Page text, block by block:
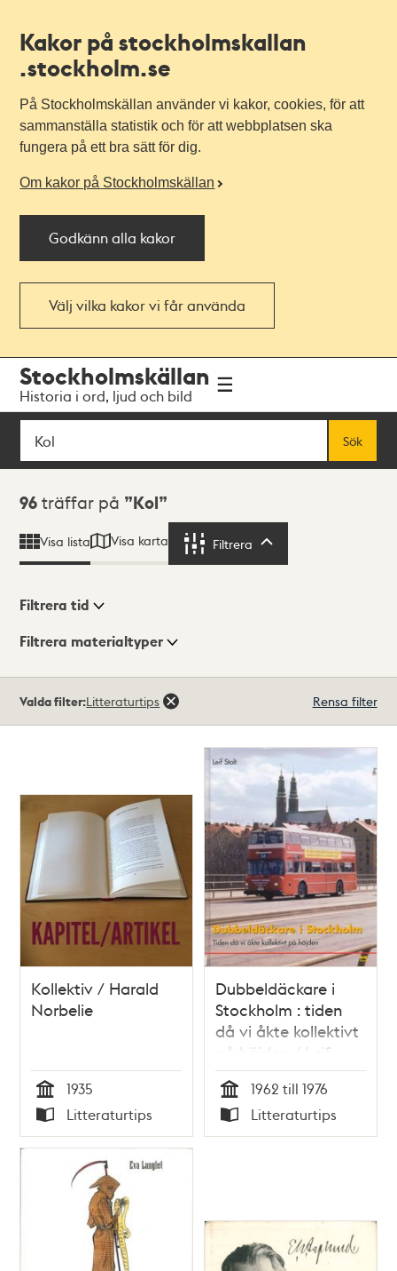
Kakor på stockholmskallan
.stockholm.se
På Stockholmskällan använder vi kakor, cookies, för att
sammanställa statistik och för att webbplatsen ska
fungera på ett bra sätt för dig.
Om kakor på Stockholmskällan
Godkänn alla kakor
Välj vilka kakor vi får använda
navigationen
huvudinnehållet
Stockholmskällan
Historia i ord, ljud och bild
Sök
Sök
Sökresultat
96 träffar på Kol
Visa lista Visa karta Filtrera
Visningsläge
Filtrera tid
Filtrera materialtyper
träffar
Valda filter:Litteraturtips Rensa filter
Kollektiv / Harald
Norbelie
Tid
1935
Typ
Litteraturtips
Dubbeldäckare i
Stockholm : tiden
då vi åkte kollektivt
på höjden / Leif
Stolt
Tid
1962 till 1976
Typ
Litteraturtips